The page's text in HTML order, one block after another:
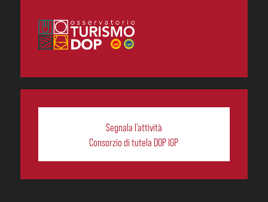
Segnala l’attività
Consorzio di tutela DOP IGP